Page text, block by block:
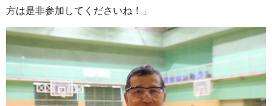
方は是非参加してくださいね！」